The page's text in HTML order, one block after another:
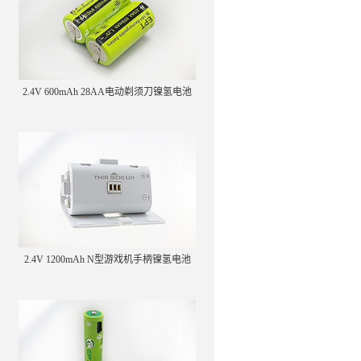
2.4V 600mAh 28AA电动剃须刀镍氢电池
2.4V 1200mAh N型游戏机手柄镍氢电池